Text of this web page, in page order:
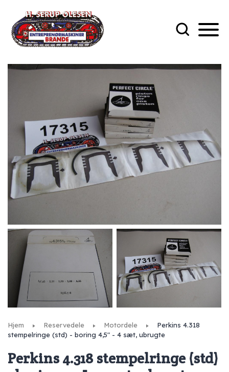
Hjem Reservedele Motordele
Perkins 4.318
stempelringe (std) - boring 4,5" - 4 sæt, ubrugte
Perkins 4.318 stempelringe (std)